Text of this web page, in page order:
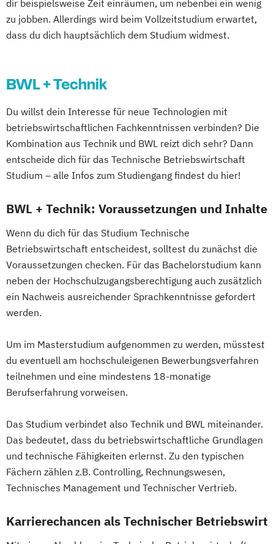
dir beispielsweise Zeit einräumen, um nebenbei ein wenig
zu jobben. Allerdings wird beim Vollzeitstudium erwartet,
dass du dich hauptsächlich dem Studium widmest.
BWL + Technik
Du willst dein Interesse für neue Technologien mit
betriebswirtschaftlichen Fachkenntnissen verbinden? Die
Kombination aus Technik und BWL reizt dich sehr? Dann
entscheide dich für das Technische Betriebswirtschaft
Studium – alle Infos zum Studiengang findest du hier!
BWL + Technik: Voraussetzungen und Inhalte
Wenn du dich für das Studium Technische
Betriebswirtschaft entscheidest, solltest du zunächst die
Voraussetzungen checken. Für das Bachelorstudium kann
neben der Hochschulzugangsberechtigung auch zusätzlich
ein Nachweis ausreichender Sprachkenntnisse gefordert
werden.
Um im Masterstudium aufgenommen zu werden, müsstest
du eventuell am hochschuleigenen Bewerbungsverfahren
teilnehmen und eine mindestens 18-monatige
Berufserfahrung vorweisen.
Das Studium verbindet also Technik und BWL miteinander.
Das bedeutet, dass du betriebswirtschaftliche Grundlagen
und technische Fähigkeiten erlernst. Zu den typischen
Fächern zählen z.B. Controlling, Rechnungswesen,
Technisches Management und Technischer Vertrieb.
Karrierechancen als Technischer Betriebswirt